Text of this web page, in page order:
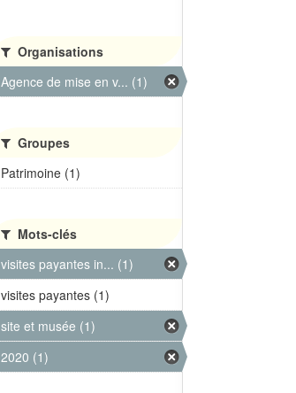
Organisations
Agence de mise en v... (1)
Groupes
Patrimoine (1)
Mots-clés
visites payantes in... (1)
visites payantes (1)
site et musée (1)
2020 (1)